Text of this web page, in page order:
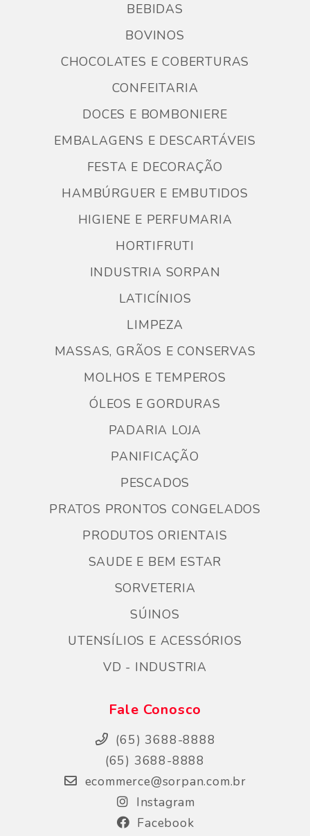
BEBIDAS
BOVINOS
CHOCOLATES E COBERTURAS
CONFEITARIA
DOCES E BOMBONIERE
EMBALAGENS E DESCARTÁVEIS
FESTA E DECORAÇÃO
HAMBÚRGUER E EMBUTIDOS
HIGIENE E PERFUMARIA
HORTIFRUTI
INDUSTRIA SORPAN
LATICÍNIOS
LIMPEZA
MASSAS, GRÃOS E CONSERVAS
MOLHOS E TEMPEROS
ÓLEOS E GORDURAS
PADARIA LOJA
PANIFICAÇÃO
PESCADOS
PRATOS PRONTOS CONGELADOS
PRODUTOS ORIENTAIS
SAUDE E BEM ESTAR
SORVETERIA
SÚINOS
UTENSÍLIOS E ACESSÓRIOS
VD - INDUSTRIA
Fale Conosco
(65) 3688-8888
(65) 3688-8888
ecommerce@sorpan.com.br
Instagram
Facebook